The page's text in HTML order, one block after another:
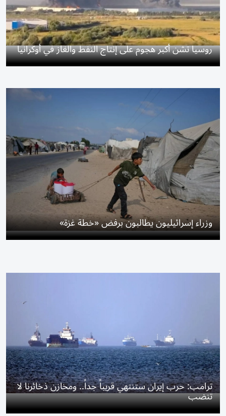
روسيا تشن أكبر هجوم على إنتاج النفط والغاز في أوكرانيا
وزراء إسرائيليون يطالبون برفض «خطة غزة»
ترامب: حرب إيران ستنتهي قريباً جداً.. ومخازن ذخائرنا لا
تنضب